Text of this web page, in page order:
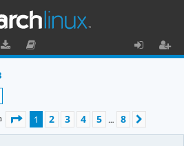
ру
зк
и
е
Страница из8
1 2 3 4 5 … 8